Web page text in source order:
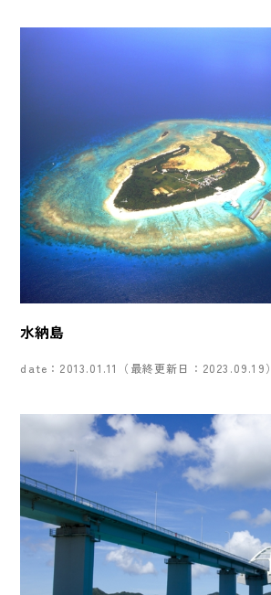
水納島
date：2013.01.11（最終更新日：2023.09.19）